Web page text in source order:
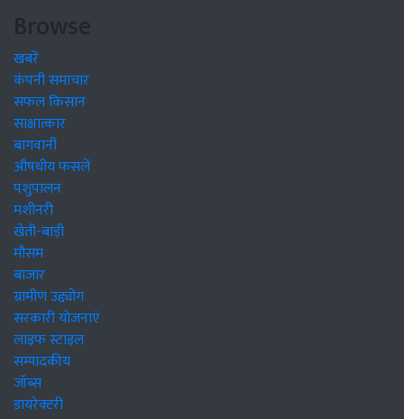
Browse
खबरें
कंपनी समाचार
सफल किसान
साक्षात्कार
बागवानी
औषधीय फसलें
पशुपालन
मशीनरी
खेती-बाड़ी
मौसम
बाजार
ग्रामीण उद्द्योग
सरकारी योजनाएं
लाइफ स्टाइल
सम्पादकीय
जॉब्स
डायरेक्टरी